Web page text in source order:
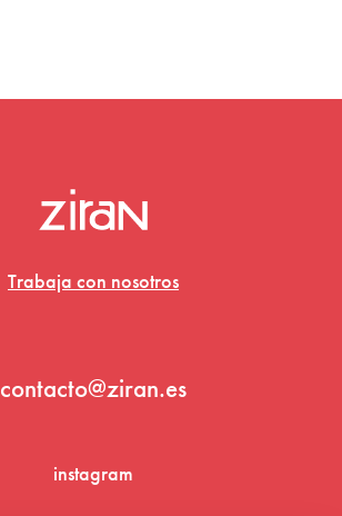
Trabaja con nosotros
contacto@ziran.es
instagram